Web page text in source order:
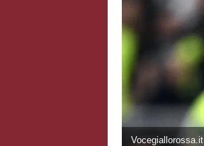
Vocegiallorossa.it